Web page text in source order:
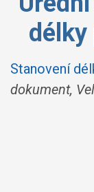
délky
Stanovení
dokument,